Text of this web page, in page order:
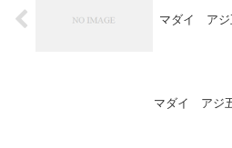
マダイ アジ
マダイ アジ